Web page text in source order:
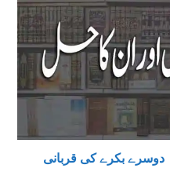
دوسرے بکرے کی قربانی